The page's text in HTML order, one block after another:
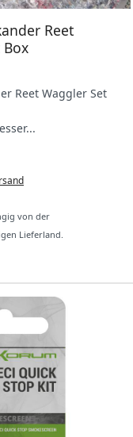
Reet
Reet Waggler Set
von der
Lieferland.